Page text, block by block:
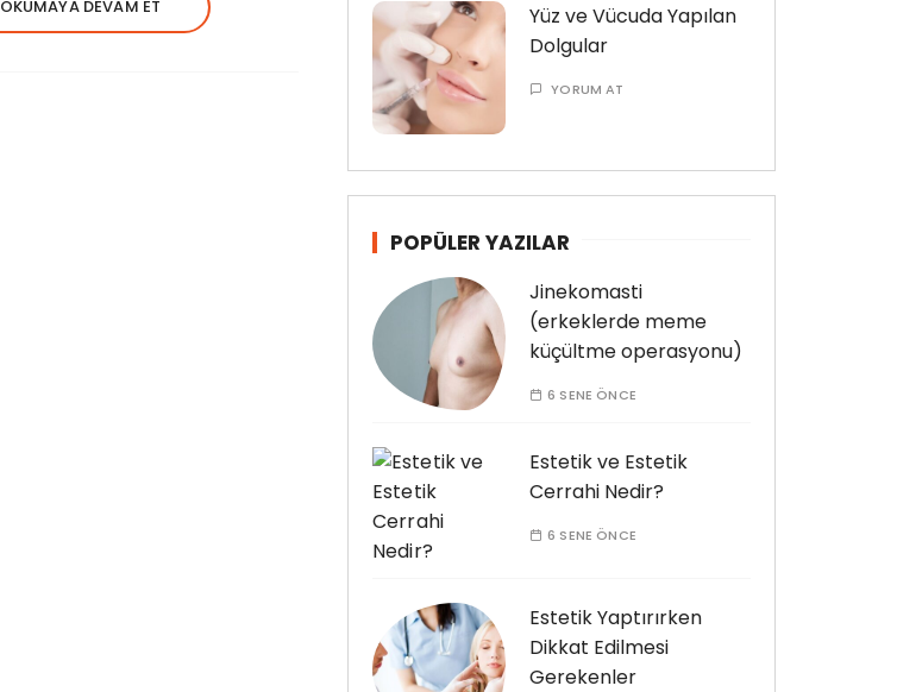
OKUMAYA DEVAM ET
Yüz ve Vücuda Yapılan
Dolgular
YORUM AT
POPÜLER YAZILAR
Jinekomasti
(erkeklerde meme
küçültme operasyonu)
6 SENE ÖNCE
Estetik ve Estetik
Cerrahi Nedir?
6 SENE ÖNCE
Estetik Yaptırırken
Dikkat Edilmesi
Gerekenler